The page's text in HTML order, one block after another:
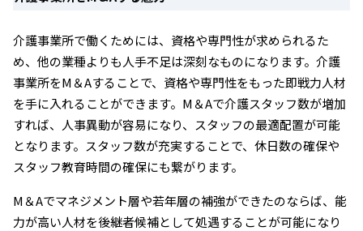
介護事業所で働くためには、資格や専門性が求められるた
め、他の業種よりも人手不足は深刻なものになります。介護
事業所をM＆Aすることで、資格や専門性をもった即戦力人材
を手に入れることができます。M＆Aで介護スタッフ数が増加
すれば、人事異動が容易になり、スタッフの最適配置が可能
となります。スタッフ数が充実することで、休日数の確保や
スタッフ教育時間の確保にも繋がります。
M＆Aでマネジメント層や若年層の補強ができたのならば、能
力が高い人材を後継者候補として処遇することが可能になり